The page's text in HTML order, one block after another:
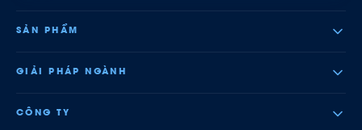
SẢN PHẨM
GIẢI PHÁP NGÀNH
CÔNG TY